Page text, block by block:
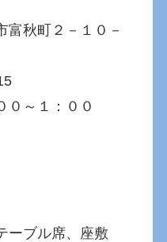
秋町２－１０－
～１：００
ブル席、座敷